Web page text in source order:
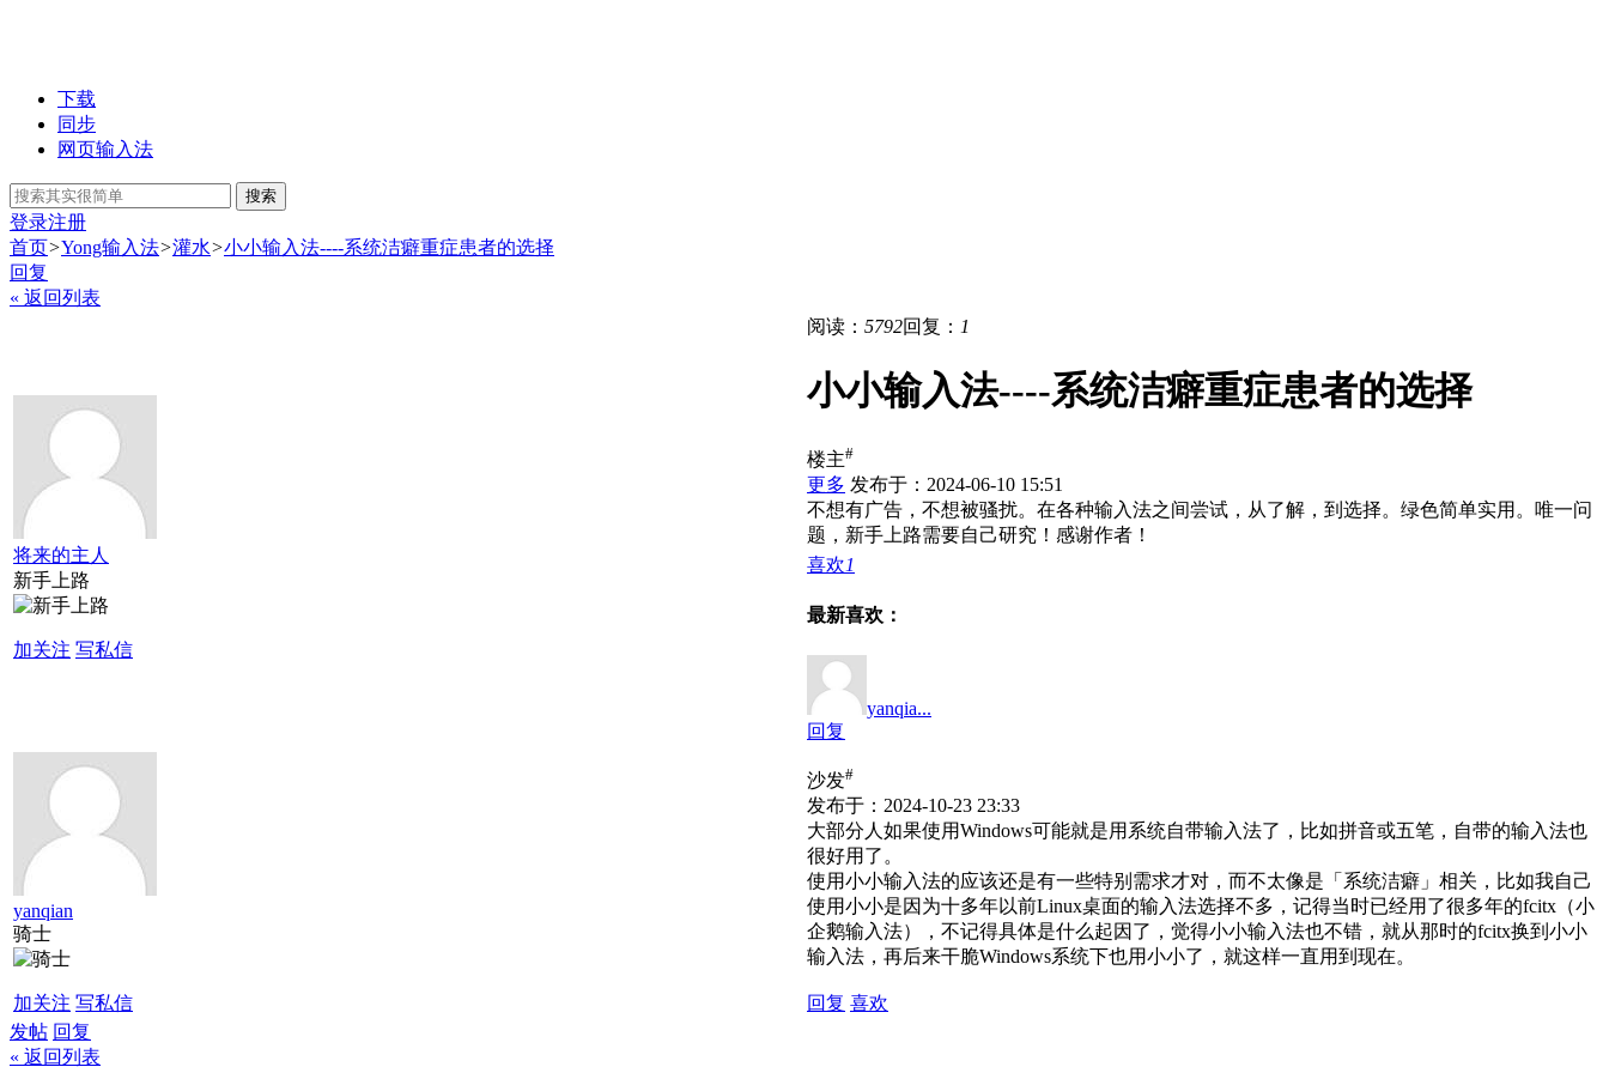
下载
同步
网页输入法
搜索
登录注册
首页>Yong输入法>灌水>小小输入法----系统洁癖重症患者的选择
回复
« 返回列表
将来的主人
新手上路
加关注 写私信
阅读： 5792回复： 1
小小输入法----系统洁癖重症患者的选择
楼主#
更多 发布于：2024-06-10 15:51
不想有广告，不想被骚扰。在各种输入法之间尝试，从了解，到选择。绿色简单实用。唯一问
题，新手上路需要自己研究！感谢作者！
喜欢1
最新喜欢：
yanqia...
回复
yanqian
骑士
加关注 写私信
沙发#
发布于：2024-10-23 23:33
大部分人如果使用Windows可能就是用系统自带输入法了，比如拼音或五笔，自带的输入法也
很好用了。
使用小小输入法的应该还是有一些特别需求才对，而不太像是「系统洁癖」相关，比如我自己
使用小小是因为十多年以前Linux桌面的输入法选择不多，记得当时已经用了很多年的fcitx（小
企鹅输入法），不记得具体是什么起因了，觉得小小输入法也不错，就从那时的fcitx换到小小
输入法，再后来干脆Windows系统下也用小小了，就这样一直用到现在。
回复 喜欢
发帖 回复
« 返回列表